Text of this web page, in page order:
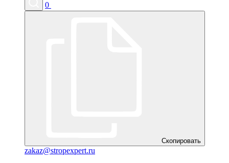
0
Скопировать
zakaz@stropexpert.ru